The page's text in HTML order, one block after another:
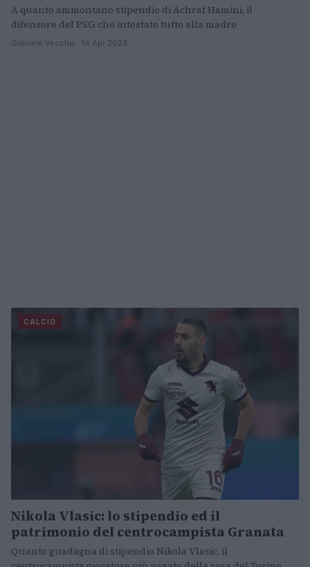
A quanto ammontano stipendio di Achraf Hamini, il
difensore del PSG che intestato tutto alla madre
Gabriele Vecchia · 14 Apr 2023
CALCIO
Nikola Vlasic: lo stipendio ed il
patrimonio del centrocampista Granata
Quanto guadagna di stipendio Nikola Vlasic, il